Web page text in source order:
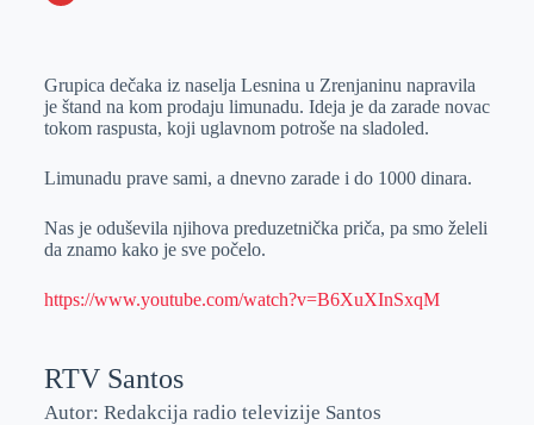
e
r
I
n
s
A
p
a
i
Grupica dečaka iz naselja Lesnina u Zrenjaninu napravila
je štand na kom prodaju limunadu. Ideja je da zarade novac
tokom raspusta, koji uglavnom potroše na sladoled.
Limunadu prave sami, a dnevno zarade i do 1000 dinara.
Nas je oduševila njihova preduzetnička priča, pa smo želeli
da znamo kako je sve počelo.
https://www.youtube.com/watch?v=B6XuXInSxqM
RTV Santos
Autor: Redakcija radio televizije Santos